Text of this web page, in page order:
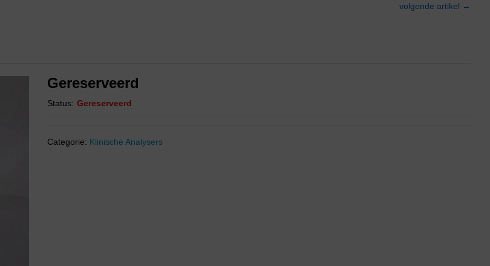
volgende artikel →
Gereserveerd
Status: Gereserveerd
Categorie: Klinische Analysers